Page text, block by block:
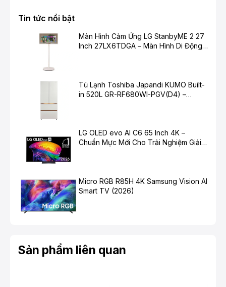
Tin tức nổi bật
Màn Hình Cảm Ứng LG StanbyME 2 27
Inch 27LX6TDGA – Màn Hình Di Động
Tủ Lạnh Toshiba Japandi KUMO Built-
in 520L GR-RF680WI-PGV(D4) –
LG OLED evo AI C6 65 Inch 4K –
Chuẩn Mực Mới Cho Trải Nghiệm Giải
Micro RGB R85H 4K Samsung Vision AI
Smart TV (2026)
Sản phẩm liên quan